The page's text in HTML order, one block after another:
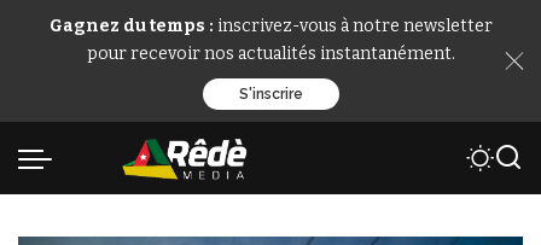
Gagnez du temps : inscrivez-vous à notre newsletter
pour recevoir nos actualités instantanément.
S'inscrire